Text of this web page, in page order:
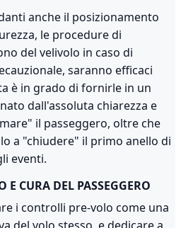
anche il posizionamento
le procedure di
del velivolo in caso di
saranno efficaci
è in grado di fornirle in un
dall'assoluta chiarezza e
il passeggero, oltre che
a "chiudere" il primo anello di
eventi.
CURA DEL PASSEGGERO
i controlli pre-volo come una